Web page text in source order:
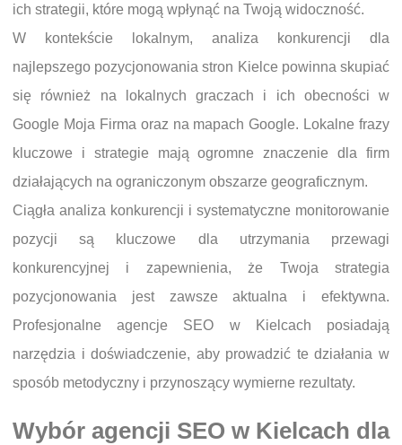
ich strategii, które mogą wpłynąć na Twoją widoczność.
W kontekście lokalnym, analiza konkurencji dla
najlepszego pozycjonowania stron Kielce powinna skupiać
się również na lokalnych graczach i ich obecności w
Google Moja Firma oraz na mapach Google. Lokalne frazy
kluczowe i strategie mają ogromne znaczenie dla firm
działających na ograniczonym obszarze geograficznym.
Ciągła analiza konkurencji i systematyczne monitorowanie
pozycji są kluczowe dla utrzymania przewagi
konkurencyjnej i zapewnienia, że Twoja strategia
pozycjonowania jest zawsze aktualna i efektywna.
Profesjonalne agencje SEO w Kielcach posiadają
narzędzia i doświadczenie, aby prowadzić te działania w
sposób metodyczny i przynoszący wymierne rezultaty.
Wybór agencji SEO w Kielcach dla